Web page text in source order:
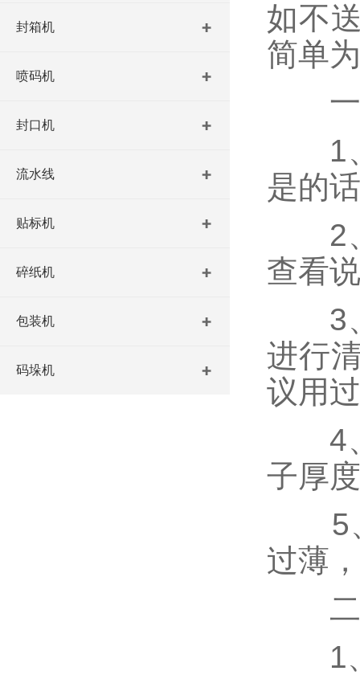
封箱机
喷码机
封口机
流水线
贴标机
碎纸机
包装机
码垛机
如不
简单
一
1、
是的
2、
查看
3、
进行
议用
4、
子厚
5、
过薄
二
1、